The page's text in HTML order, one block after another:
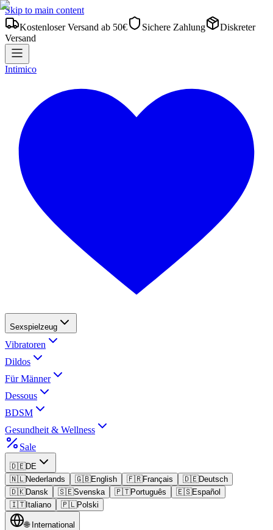
Skip to main content
Kostenloser Versand ab 50€
Sichere Zahlung
Diskreter
Versand
Intimico
Sexspielzeug
Vibratoren
Dildos
Für Männer
Dessous
BDSM
Gesundheit & Wellness
Sale
🇩🇪DE
🇳🇱Nederlands 🇬🇧English 🇫🇷Français 🇩🇪Deutsch
🇩🇰Dansk 🇸🇪Svenska 🇵🇹Português 🇪🇸Español
🇮🇹Italiano 🇵🇱Polski
🌐 International